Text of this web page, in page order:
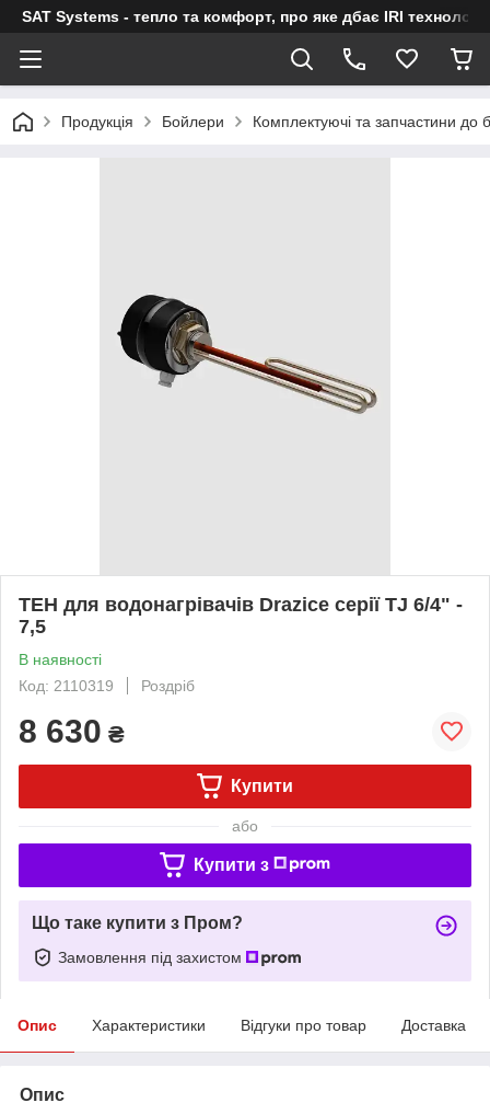
SAT Systems - тепло та комфорт, про яке дбає IRI технологія
Продукція Бойлери Комплектуючі та запчастини до
ТЕН для водонагрівачів Drazice серії TJ 6/4" -
7,5
В наявності
Код: 2110319
Роздріб
8 630 ₴
Купити
або
Купити з
Що таке купити з Пром?
Замовлення під захистом
Опис Характеристики Відгуки про товар Доставка
Опис